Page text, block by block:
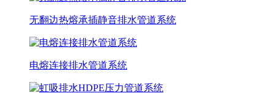
无翻边热熔承插静音排水管道系统
电熔连接排水管道系统